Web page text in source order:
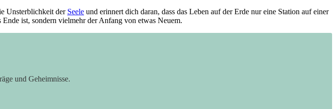
Unsterblichkeit der Seele und erinnert dich daran, dass das Leben auf der Erde nur eine Station auf einer
ist, sondern vielmehr der Anfang von etwas Neuem.
und Geheimnisse.